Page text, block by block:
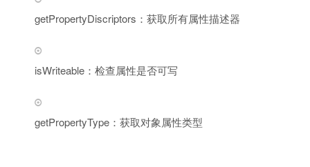
getPropertyDiscriptors：获取所有属性描述器
isWriteable：检查属性是否可写
getPropertyType：获取对象属性类型